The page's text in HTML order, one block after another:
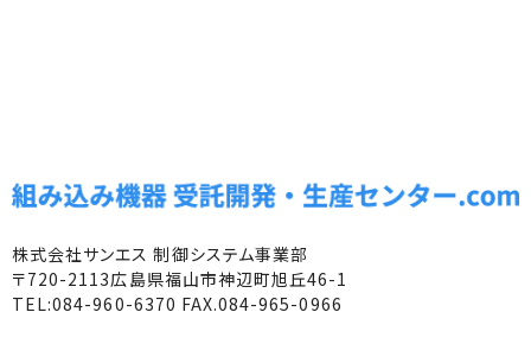
株式会社サンエス 制御システム事業部
〒720-2113広島県福山市神辺町旭丘46-1
TEL:084-960-6370 FAX.084-965-0966